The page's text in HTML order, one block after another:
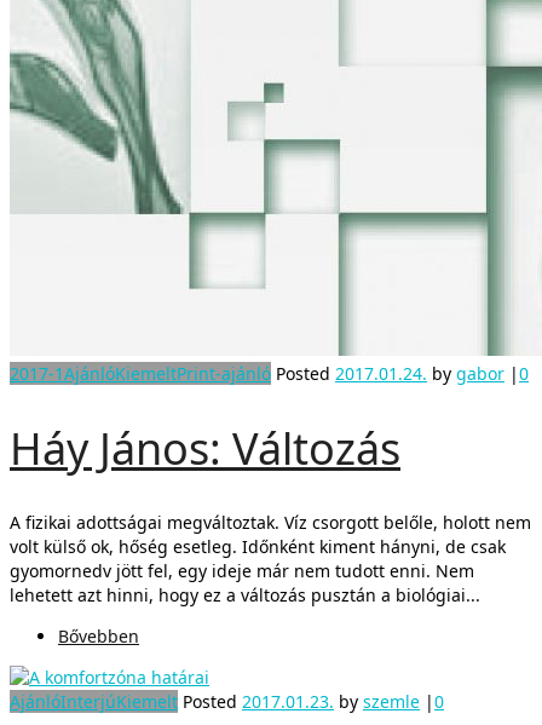
2017-1AjánlóKiemeltPrint-ajánló Posted 2017.01.24. by gabor |0
Háy János: Változás
A fizikai adottságai megváltoztak. Víz csorgott belőle, holott nem
volt külső ok, hőség esetleg. Időnként kiment hányni, de csak
gyomornedv jött fel, egy ideje már nem tudott enni. Nem
lehetett azt hinni, hogy ez a változás pusztán a biológiai...
Bővebben
AjánlóInterjúKiemelt Posted 2017.01.23. by szemle |0